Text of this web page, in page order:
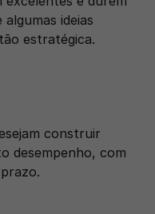
ideias
estratégica.
construir
desempenho, com